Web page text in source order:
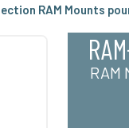
RAM Mounts
RAM